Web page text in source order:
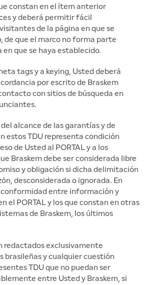
constan en el ítem anterior
y deberá permitir fácil
de la página en que se
de que el marco no forma parte
que se haya establecido.
tags y a keying, Usted deberá
por escrito de Braskem
con sitios de búsqueda en
alcance de las garantías y de
estos TDU representa condición
de Usted al PORTAL y a los
Braskem debe ser considerada libre
y obligación si dicha delimitación
desconsiderada o ignorada. En
entre información y
el PORTAL y los que constan en otras
de Braskem, los últimos
redactados exclusivamente
brasileñas y cualquier cuestión
TDU que no puedan ser
entre Usted y Braskem, si